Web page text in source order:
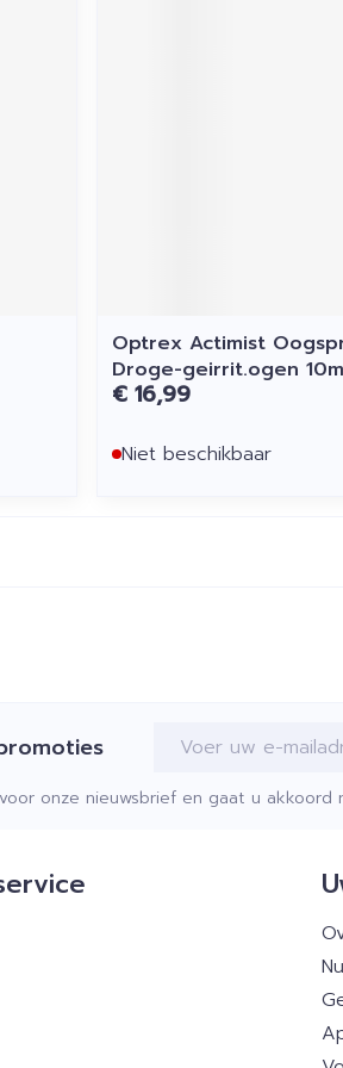
Optrex Actimist
Droge-geirrit.ogen
€ 16,99
Niet beschikbaar
onze nieuwsbrief en gaat u akkoord